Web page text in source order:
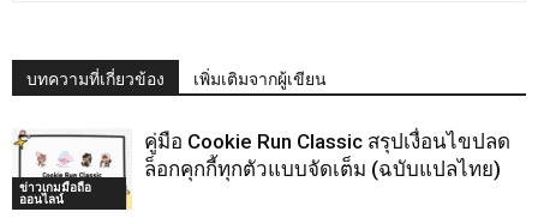
บทความที่เกี่ยวข้อง เพิ่มเติมจากผู้เขียน
ข่าวเกมมือถือ
ออนไลน์
คู่มือ Cookie Run Classic สรุปเงื่อนไขปลด
ล็อกคุกกี้ทุกตัวแบบจัดเต็ม (ฉบับแปลไทย)